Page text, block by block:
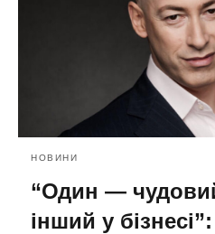
НОВИНИ
“Один —
інший у